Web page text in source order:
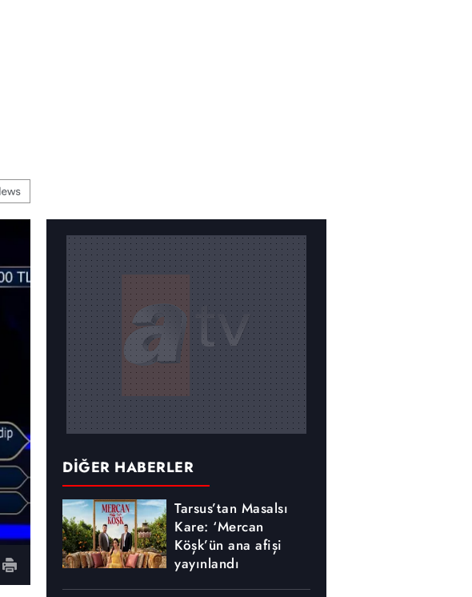
DİĞER HABERLER
Tarsus’tan Masalsı
Kare: ‘Mercan
Köşk’ün ana afişi
yayınlandı